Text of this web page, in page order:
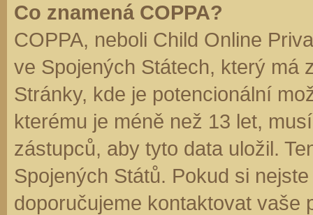
Co znamená COPPA?
COPPA, neboli Child Online
ve Spojených Státech, který má
Stránky, kde je potencionální
kterému je méně než 13 let,
zástupců, aby tyto data uložil.
Spojených Států. Pokud si
doporučujeme kontaktovat vaše